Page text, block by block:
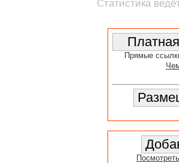
Статистика
Прямые